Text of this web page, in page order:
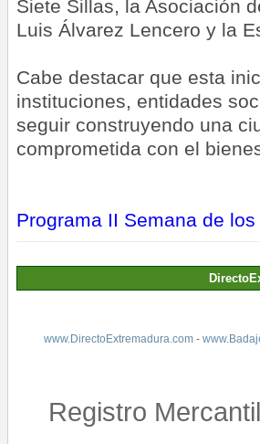
Siete Sillas, la Asociación
Luis Álvarez Lencero y la
Cabe destacar que esta
instituciones, entidades
seguir construyendo una
comprometida con el
Programa II Semana de
www.DirectoExtremadura.com-
Registro